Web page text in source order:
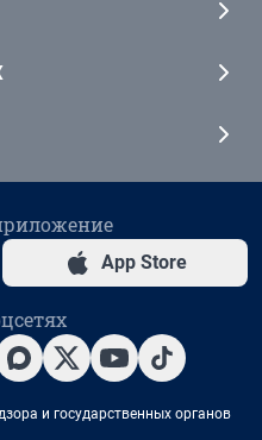
App Store
и государственных органов